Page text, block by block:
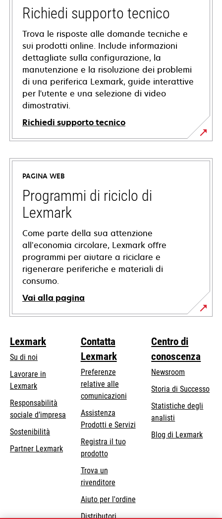
Richiedi supporto tecnico
Trova le risposte alle domande tecniche e
sui prodotti online. Include informazioni
dettagliate sulla configurazione, la
manutenzione e la risoluzione dei problemi
di una periferica Lexmark, guide interattive
per l'utente e una selezione di video
dimostrativi.
Richiedi supporto tecnico
si
apre
una
nuova
scheda
PAGINA WEB
Programmi di riciclo di
Lexmark
Come parte della sua attenzione
all’economia circolare, Lexmark offre
programmi per aiutare a riciclare e
rigenerare periferiche e materiali di
consumo.
Vai alla pagina
Lexmark
Su di noi
Lavorare in
Lexmark
Responsabilità
sociale d’impresa
scheda
Sostenibilità
Partner Lexmark
Contatta
Lexmark
Preferenze
relative alle
comunicazioni
Assistenza
Prodotti e Servizi
Registra il tuo
prodotto
Trova un
rivenditore
Aiuto per l'ordine
Distributori
Centro di
conoscenza
Newsroom
Storia di Successo
Statistiche degli
analisti
Blog di Lexmark